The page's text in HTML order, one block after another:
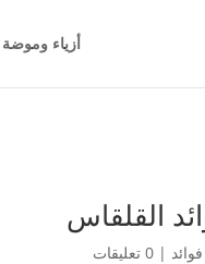
أزياء وموضة
القلقاس
فوائد |0 تعليقات